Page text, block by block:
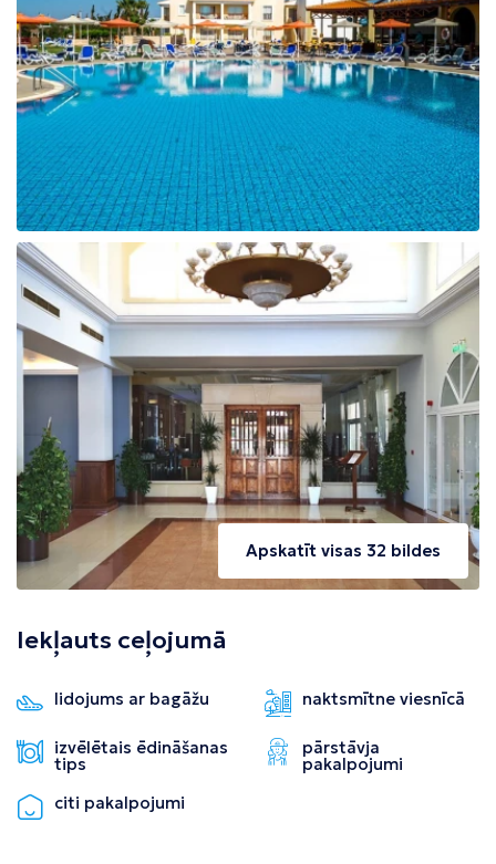
Apskatīt visas 32 bildes
Iekļauts ceļojumā
lidojums ar bagāžu naktsmītne viesnīcā
izvēlētais ēdināšanas
tips
pārstāvja
pakalpojumi
citi pakalpojumi